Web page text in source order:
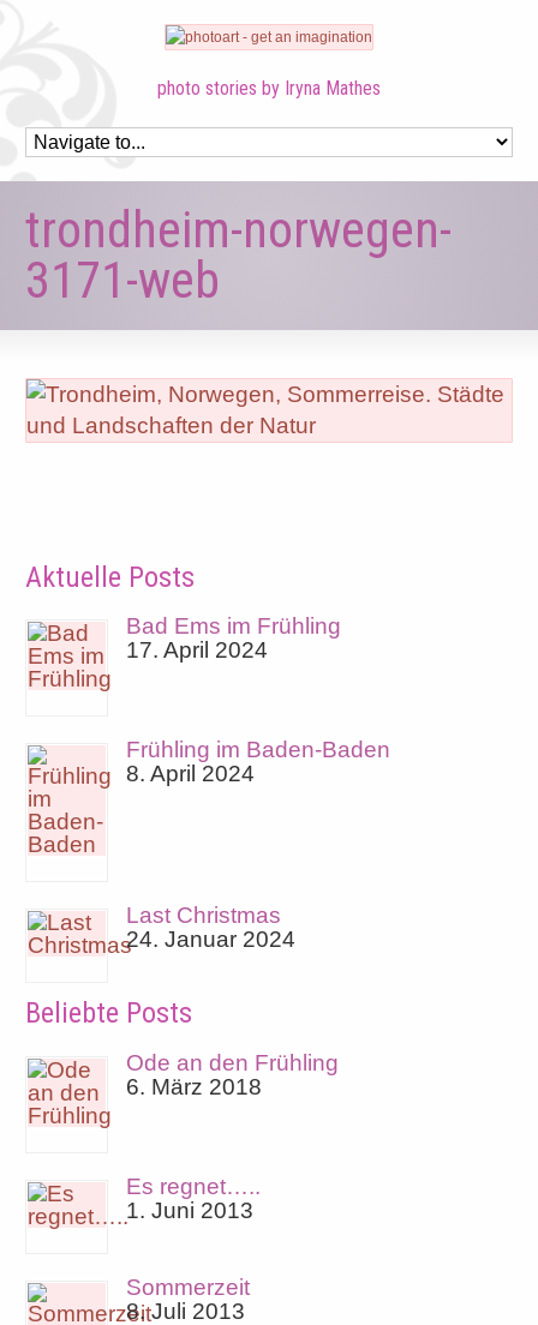
photo stories by Iryna Mathes
trondheim-norwegen-
3171-web
Aktuelle Posts
Bad Ems im Frühling
17. April 2024
Frühling im Baden-Baden
8. April 2024
Last Christmas
24. Januar 2024
Beliebte Posts
Ode an den Frühling
6. März 2018
Es regnet…..
1. Juni 2013
Sommerzeit
8. Juli 2013